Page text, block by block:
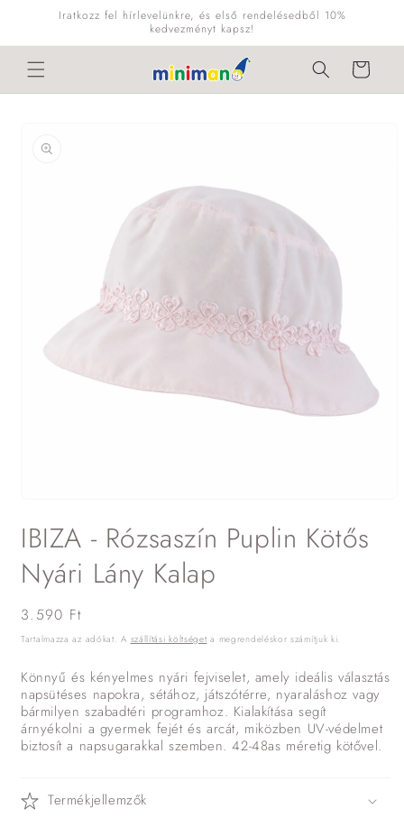
Ugrás aIratkozz fel hírlevelünkre, és első rendelésedből 10%
kedvezményt kapsz!
Kosár
ugrás a
termékadatokra
megnyitása
a
párbeszédpanelen
IBIZA - Rózsaszín Puplin Kötős
Nyári Lány Kalap
Normál
ár
3.590 Ft
Tartalmazza az adókat. A szállítási költséget a megrendeléskor számítjuk ki.
Könnyű és kényelmes nyári fejviselet, amely ideális választás
napsütéses napokra, sétához, játszótérre, nyaraláshoz vagy
bármilyen szabadtéri programhoz. Kialakítása segít
árnyékolni a gyermek fejét és arcát, miközben UV-védelmet
biztosít a napsugarakkal szemben. 42-48as méretig kötővel.
Termékjellemzők